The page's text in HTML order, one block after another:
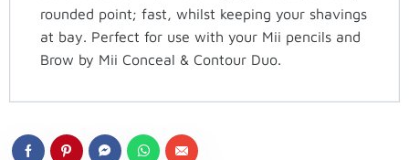
rounded point; fast, whilst keeping your shavings
at bay. Perfect for use with your Mii pencils and
Brow by Mii Conceal & Contour Duo.